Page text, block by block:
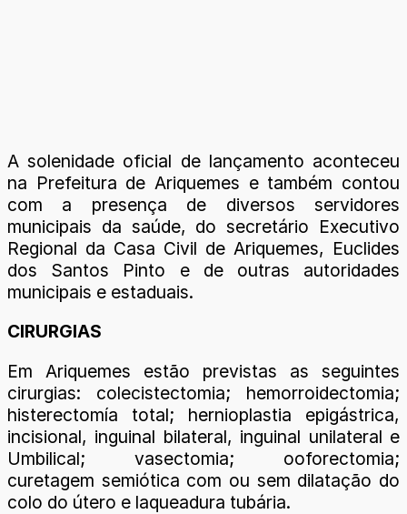
A solenidade oficial de lançamento aconteceu
na Prefeitura de Ariquemes e também contou
com a presença de diversos servidores
municipais da saúde, do secretário Executivo
Regional da Casa Civil de Ariquemes, Euclides
dos Santos Pinto e de outras autoridades
municipais e estaduais.
CIRURGIAS
Em Ariquemes estão previstas as seguintes
cirurgias: colecistectomia; hemorroidectomia;
histerectomía total; hernioplastia epigástrica,
incisional, inguinal bilateral, inguinal unilateral e
Umbilical; vasectomia; ooforectomia;
curetagem semiótica com ou sem dilatação do
colo do útero e laqueadura tubária.